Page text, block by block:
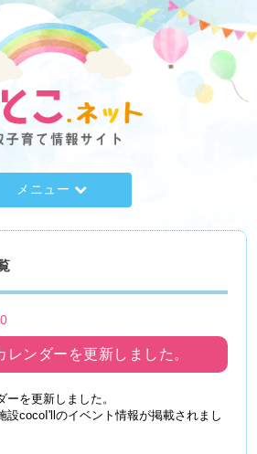
メニュー
レンダーを更新しました。
ーを更新しました。
設cocoI'llのイベント情報が掲載されまし